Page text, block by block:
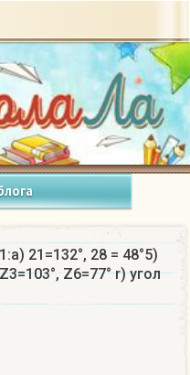
21=132°, 28 = 48°5)
Z6=77° r) угол